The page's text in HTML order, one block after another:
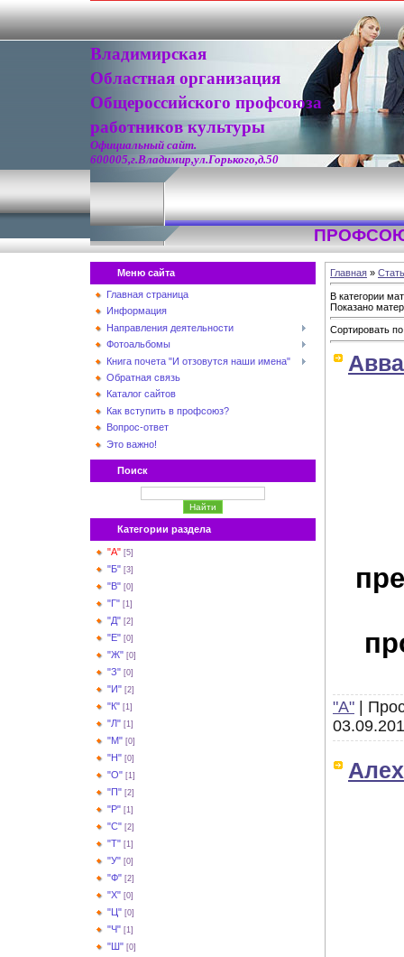
Владимирская
Областная организация
Общероссийского профсоюза
работников культуры
Официальный сайт.
600005,г.Владимир,ул.Горького,д.50
Меню сайта
Главная страница
Информация
Направления деятельности
Фотоальбомы
Книга почета "И отзовутся наши имена"
Обратная связь
Каталог сайтов
Как вступить в профсоюз?
Вопрос-ответ
Это важно!
Поиск
Категории раздела
"А" [5]
"Б" [3]
"В" [0]
"Г" [1]
"Д" [2]
"Е" [0]
"Ж" [0]
"З" [0]
"И" [2]
"К" [1]
"Л" [1]
"М" [0]
"Н" [0]
"О" [1]
"П" [2]
"Р" [1]
"С" [2]
"Т" [1]
"У" [0]
"Ф" [2]
"Х" [0]
"Ц" [0]
"Ч" [1]
"Ш" [0]
Главная »
В категории
Показано
Сортировать по
"А" |